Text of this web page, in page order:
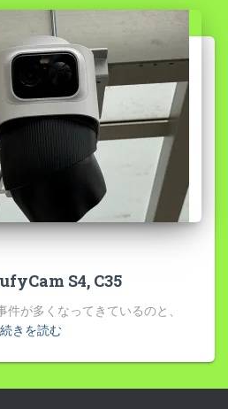
S4, C35
が多くなってきているのと、
続きを読む